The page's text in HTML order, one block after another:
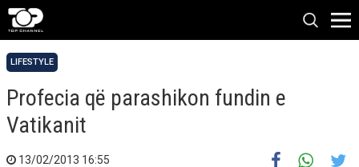
LIFESTYLE
Profecia që parashikon fundin e
Vatikanit
13/02/2013 16:55